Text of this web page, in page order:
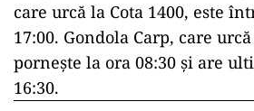
care urcă la Cota 1400, este
17:00. Gondola Carp, care
porneşte la ora 08:30 şi are
16:30.